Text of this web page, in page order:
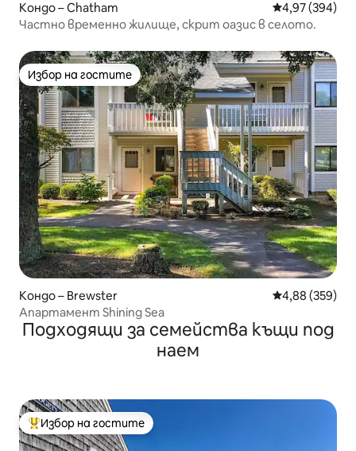
Кондо – Chatham Средна
4,97 (394)
Частно временно жилище, скрит оазис в селото.
Избор на гостите
Избор на гостите
Кондо – Brewster Средна
4,88 (359)
Апартамент Shining Sea
Подходящи за семейства къщи под
наем
Най-популярен избор на гостите
Избор на гостите